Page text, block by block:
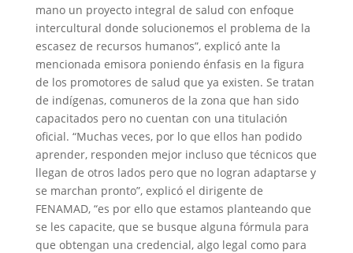
mano un proyecto integral de salud con enfoque
intercultural donde solucionemos el problema de la
escasez de recursos humanos”, explicó ante la
mencionada emisora poniendo énfasis en la figura
de los promotores de salud que ya existen. Se tratan
de indígenas, comuneros de la zona que han sido
capacitados pero no cuentan con una titulación
oficial. “Muchas veces, por lo que ellos han podido
aprender, responden mejor incluso que técnicos que
llegan de otros lados pero que no logran adaptarse y
se marchan pronto”, explicó el dirigente de
FENAMAD, “es por ello que estamos planteando que
se les capacite, que se busque alguna fórmula para
que obtengan una credencial, algo legal como para